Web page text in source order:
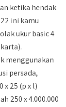
ketika hendak
ini kamu
ukur basic 4
menggunakan
persada,
x 25 (p x l)
250 x 4.000.000